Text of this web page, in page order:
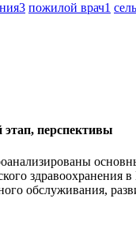
3 пожилой врач1
перспективы
здравоохранения
обслуживания,